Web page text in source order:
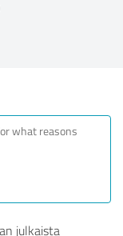
julkaista